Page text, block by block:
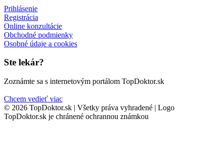
Prihlásenie
Registrácia
Online konzultácie
Obchodné podmienky
Osobné údaje a cookies
Ste lekár?
Zoznámte sa s internetovým portálom TopDoktor.sk
Chcem vedieť viac
© 2026 TopDoktor.sk | Všetky práva vyhradené | Logo
TopDoktor.sk je chránené ochrannou známkou